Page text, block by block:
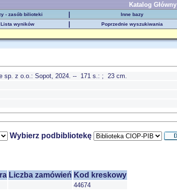
Katalog Główny
- zasób bilioteki Inne bazy
Lista wyników Poprzednie wyszukiwania
sp. z o.o.: Sopot, 2024. -- 171 s.: ; 23 cm.
Wybierz podbibliotekę
Liczba zamówień Kod kreskowy
44674